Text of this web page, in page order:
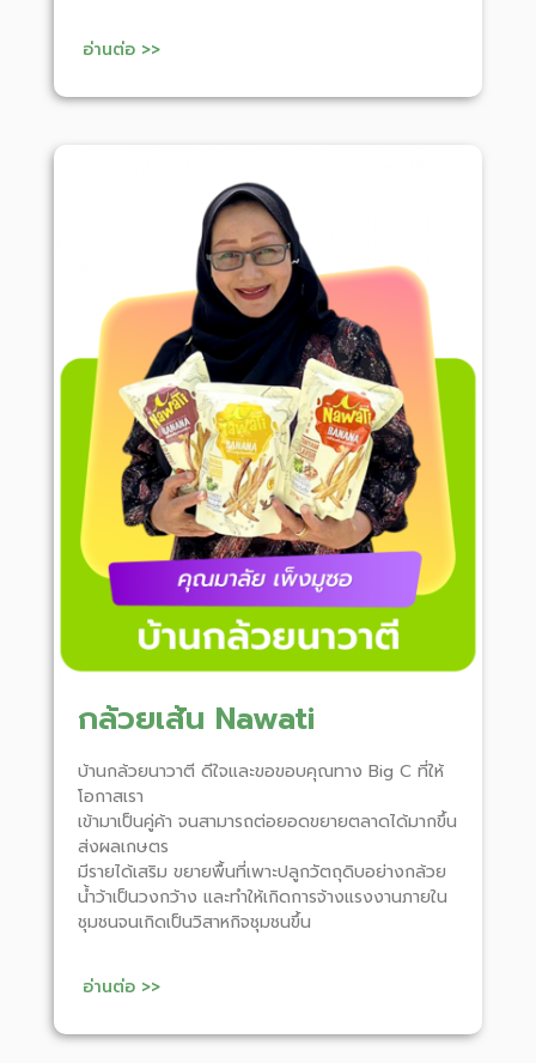
อ่านต่อ >>
กล้วยเส้น Nawati
บ้านกล้วยนาวาตี ดีใจและขอขอบคุณทาง Big C ที่ให้
โอกาสเรา
เข้ามาเป็นคู่ค้า จนสามารถต่อยอดขยายตลาดได้มากขึ้น
ส่งผลเกษตร
มีรายได้เสริม ขยายพื้นที่เพาะปลูกวัตถุดิบอย่างกล้วย
น้ำว้าเป็นวงกว้าง และทำให้เกิดการจ้างแรงงานภายใน
ชุมชนจนเกิดเป็นวิสาหกิจชุมชนขึ้น
อ่านต่อ >>